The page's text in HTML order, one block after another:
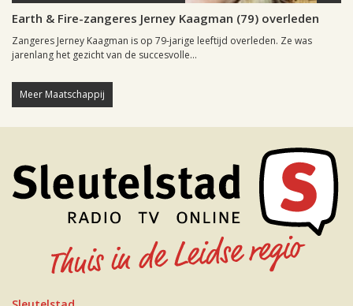
Earth & Fire-zangeres Jerney Kaagman (79) overleden
Zangeres Jerney Kaagman is op 79-jarige leeftijd overleden. Ze was
jarenlang het gezicht van de succesvolle...
Meer Maatschappij